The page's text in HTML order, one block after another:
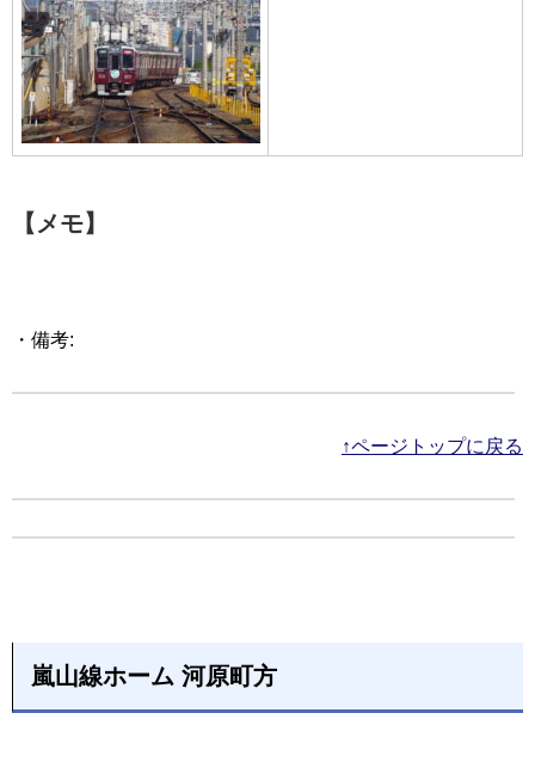
【メモ】
・備考:
↑ページトップに戻る
嵐山線ホーム 河原町方